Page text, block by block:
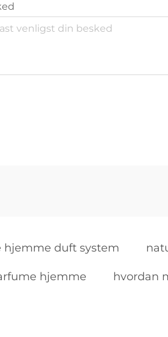
hjemme duft system
hjemme hvordan